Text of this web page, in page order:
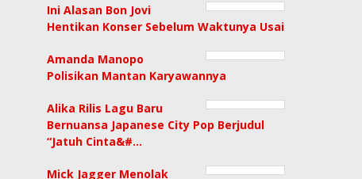
Ini Alasan Bon Jovi
Hentikan Konser Sebelum Waktunya Usai
Amanda Manopo
Polisikan Mantan Karyawannya
Alika Rilis Lagu Baru
Bernuansa Japanese City Pop Berjudul
“Jatuh Cinta&#…
Mick Jagger Menolak